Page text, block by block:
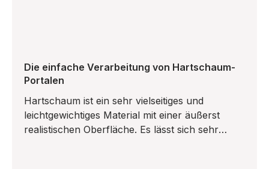
Die einfache Verarbeitung von Hartschaum-
Portalen
Hartschaum ist ein sehr vielseitiges und
leichtgewichtiges Material mit einer äußerst
realistischen Oberfläche. Es lässt sich sehr